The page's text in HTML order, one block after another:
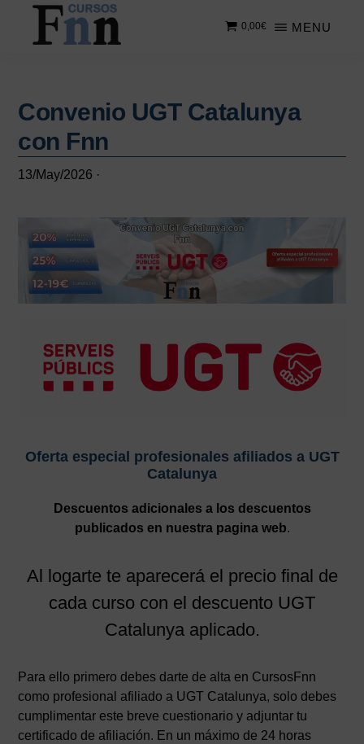
Saltar
contenido
Saltar
principal
online
MENU
0,00€
Convenio UGT Catalunya
con Fnn
13/May/2026 ·
Oferta especial profesionales afiliados a UGT
Catalunya
Descuentos adicionales a los descuentos
publicados en nuestra pagina web.
Al logarte te aparecerá el precio final de
cada curso con el descuento UGT
Catalunya aplicado.
Para ello primero debes darte de alta en CursosFnn
como profesional afiliado a UGT Catalunya, solo debes
cumplimentar este breve cuestionario y adjuntar tu
certificado de afiliación. En un máximo de 24 horas